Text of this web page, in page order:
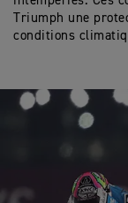
Triumph une
conditions